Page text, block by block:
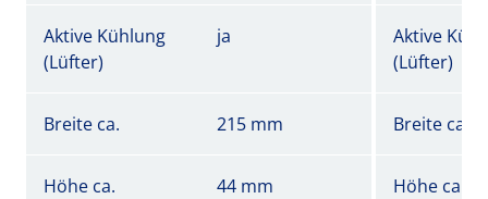
Aktive Kühlung
(Lüfter)
ja
Aktive
(Lüfter)
Breite ca. 215 mm Breite ca.
Höhe ca. 44 mm Höhe ca.